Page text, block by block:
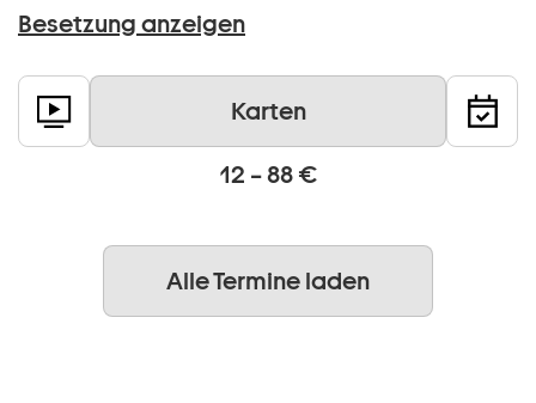
Besetzung anzeigen
Karten
12 – 88 €
Alle Termine laden